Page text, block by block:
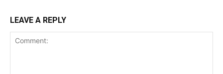
LEAVE A REPLY